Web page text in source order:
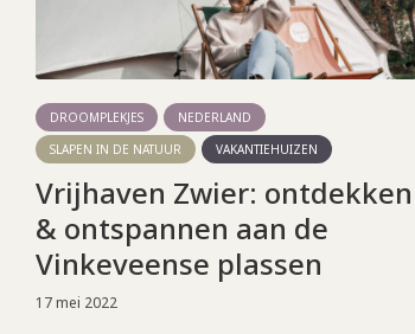
DROOMPLEKJES
NEDERLAND
SLAPEN IN DE NATUUR
VAKANTIEHUIZEN
Vrijhaven Zwier: ontdekken
& ontspannen aan de
Vinkeveense plassen
17 mei 2022